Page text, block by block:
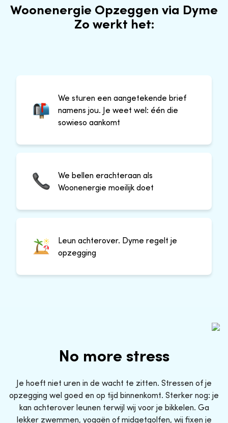
Woonenergie Opzeggen via Dyme
Zo werkt het:
We sturen een aangetekende brief
namens jou. Je weet wel: één die
sowieso aankomt
We bellen erachteraan als
Woonenergie moeilijk doet
Leun achterover. Dyme regelt je
opzegging
No more stress
Je hoeft niet uren in de wacht te zitten. Stressen of je
opzegging wel goed en op tijd binnenkomt. Sterker nog: je
kan achterover leunen terwijl wij voor je bikkelen. Ga
lekker zwemmen, yogaën of midgetgolfen, wij fixen je